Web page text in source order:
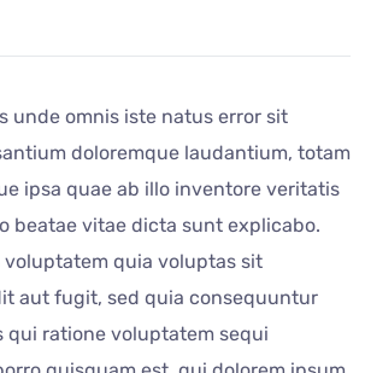
unde omnis iste natus error sit
doloremque laudantium, totam
ipsa quae ab illo inventore veritatis
beatae vitae dicta sunt explicabo.
voluptatem quia voluptas sit
aut fugit, sed quia consequuntur
qui ratione voluptatem sequi